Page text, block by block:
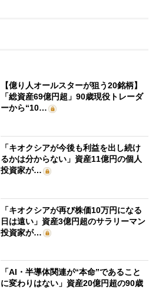
【億り人オールスターが狙う20銘柄】
「総資産69億円超」90歳現役トレーダ
ーから“10…
「キオクシアが今後も利益を出し続け
るかは分からない」資産11億円の個人
投資家が…
「キオクシアが再び株価10万円になる
日は遠い」資産3億円超のサラリーマン
投資家が…
「AI・半導体関連が“本命”であること
に変わりはない」資産20億円超の90歳